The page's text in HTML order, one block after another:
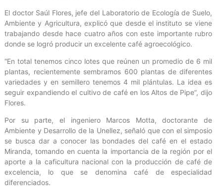
El doctor Saúl Flores, jefe del Laboratorio de Ecología de Suelo,
Ambiente y Agricultura, explicó que desde el instituto se viene
trabajando desde hace cuatro años con este importante rubro
donde se logró producir un excelente café agroecológico.
“En total tenemos cinco lotes que reúnen un promedio de 6 mil
plantas, recientemente sembramos 600 plantas de diferentes
variedades y en semillero tenemos 4 mil plántulas. La idea es
seguir expandiendo el cultivo de café en los Altos de Pipe”, dijo
Flores.
Por su parte, el ingeniero Marcos Motta, doctorante de
Ambiente y Desarrollo de la Unellez, señaló que con el simposio
se busca dar a conocer las bondades del café en el estado
Miranda, tomando en cuenta la importancia de la región por el
aporte a la caficultura nacional con la producción de café de
excelencia, lo que se denomina café de especialidad
diferenciados.